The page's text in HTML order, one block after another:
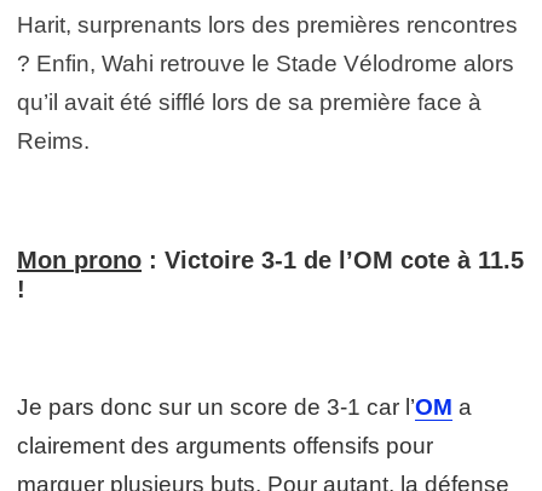
Harit, surprenants lors des premières rencontres
? Enfin, Wahi retrouve le Stade Vélodrome alors
qu’il avait été sifflé lors de sa première face à
Reims.
Mon prono : Victoire 3-1 de l’OM cote à 11.5
!
Je pars donc sur un score de 3-1 car l’OM a
clairement des arguments offensifs pour
marquer plusieurs buts. Pour autant, la défense